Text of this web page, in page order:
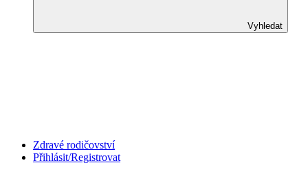
Vyhledat
Zdravé rodičovství
Přihlásit/Registrovat